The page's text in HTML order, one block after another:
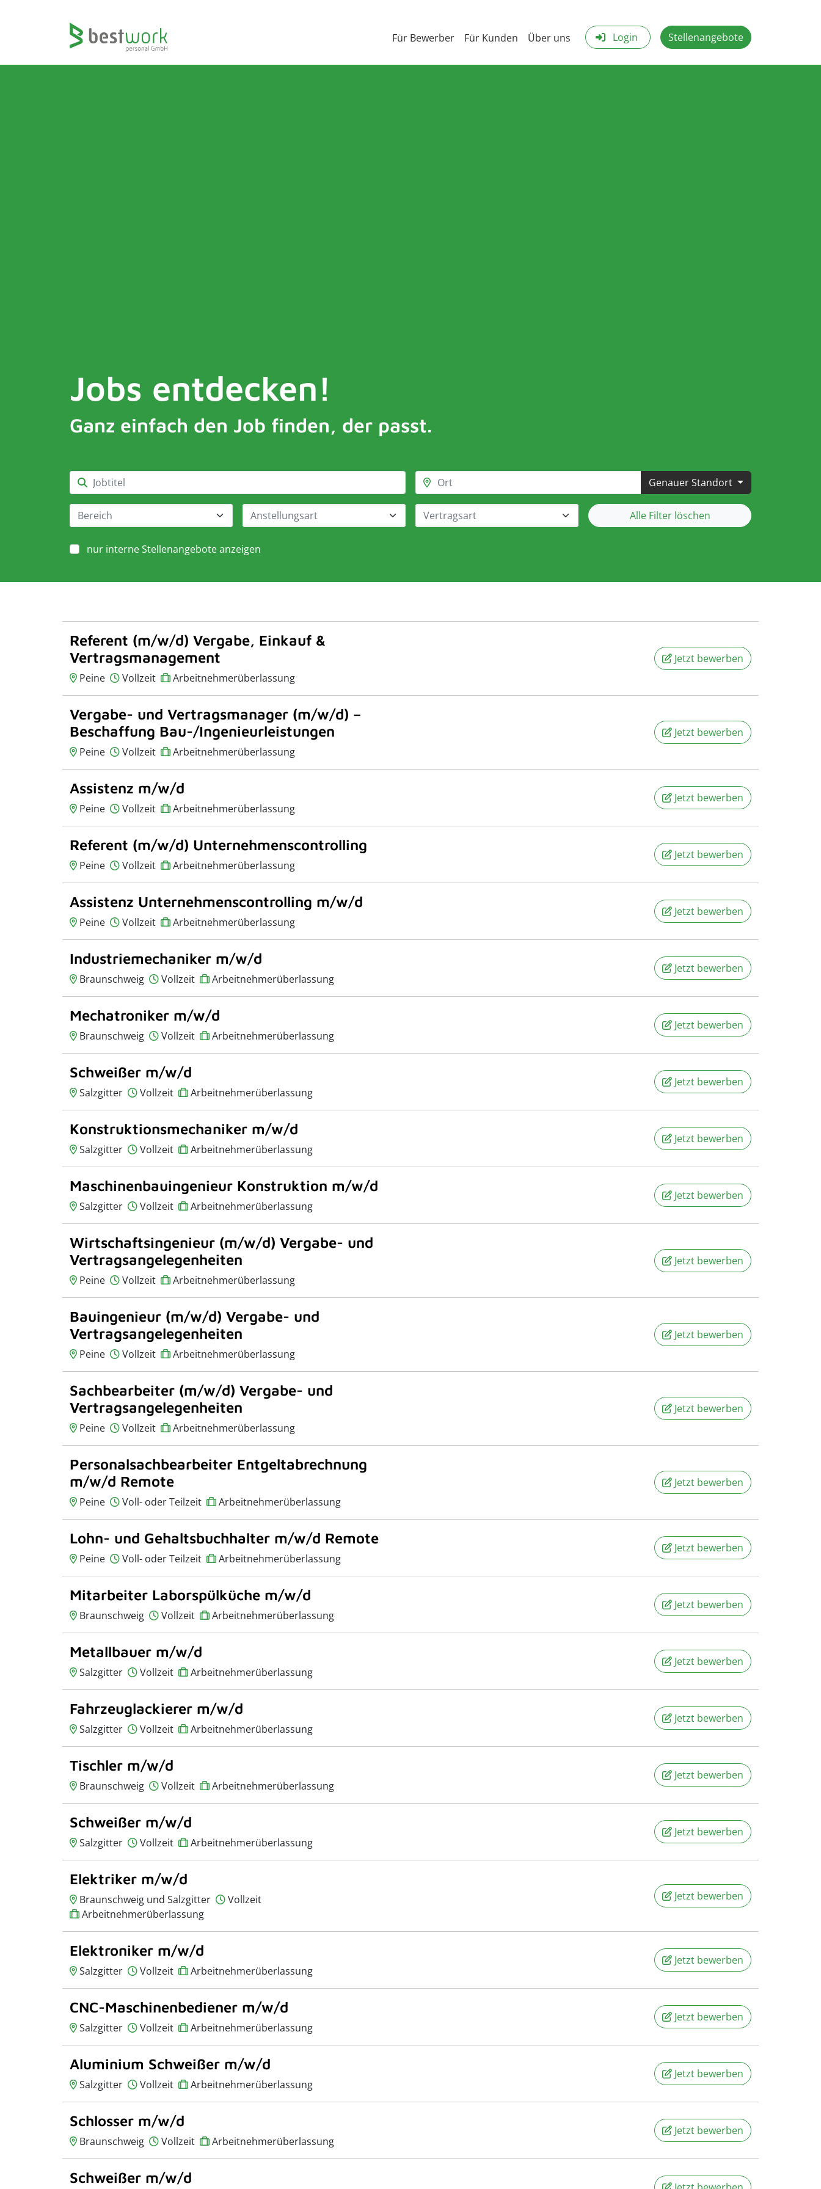
Für Bewerber Für Kunden Über uns Login Stellenangebote
Jobs entdecken!
Ganz einfach den Job finden, der passt.
Genauer Standort
Bereich Anstellungsart Vertragsart Alle Filter löschen
nur interne Stellenangebote anzeigen
Referent (m/w/d) Vergabe, Einkauf &
Vertragsmanagement
Peine Vollzeit Arbeitnehmerüberlassung
Jetzt bewerben
Vergabe- und Vertragsmanager (m/w/d) –
Beschaffung Bau-/Ingenieurleistungen
Peine Vollzeit Arbeitnehmerüberlassung
Jetzt bewerben
Assistenz m/w/d
Peine Vollzeit Arbeitnehmerüberlassung
Jetzt bewerben
Referent (m/w/d) Unternehmenscontrolling
Peine Vollzeit Arbeitnehmerüberlassung
Jetzt bewerben
Assistenz Unternehmenscontrolling m/w/d
Peine Vollzeit Arbeitnehmerüberlassung
Jetzt bewerben
Industriemechaniker m/w/d
Braunschweig Vollzeit Arbeitnehmerüberlassung
Jetzt bewerben
Mechatroniker m/w/d
Braunschweig Vollzeit Arbeitnehmerüberlassung
Jetzt bewerben
Schweißer m/w/d
Salzgitter Vollzeit Arbeitnehmerüberlassung
Jetzt bewerben
Konstruktionsmechaniker m/w/d
Salzgitter Vollzeit Arbeitnehmerüberlassung
Jetzt bewerben
Maschinenbauingenieur Konstruktion m/w/d
Salzgitter Vollzeit Arbeitnehmerüberlassung
Jetzt bewerben
Wirtschaftsingenieur (m/w/d) Vergabe- und
Vertragsangelegenheiten
Peine Vollzeit Arbeitnehmerüberlassung
Jetzt bewerben
Bauingenieur (m/w/d) Vergabe- und
Vertragsangelegenheiten
Peine Vollzeit Arbeitnehmerüberlassung
Jetzt bewerben
Sachbearbeiter (m/w/d) Vergabe- und
Vertragsangelegenheiten
Peine Vollzeit Arbeitnehmerüberlassung
Jetzt bewerben
Personalsachbearbeiter Entgeltabrechnung
m/w/d Remote
Peine Voll- oder Teilzeit Arbeitnehmerüberlassung
Jetzt bewerben
Lohn- und Gehaltsbuchhalter m/w/d Remote
Peine Voll- oder Teilzeit Arbeitnehmerüberlassung
Jetzt bewerben
Mitarbeiter Laborspülküche m/w/d
Braunschweig Vollzeit Arbeitnehmerüberlassung
Jetzt bewerben
Metallbauer m/w/d
Salzgitter Vollzeit Arbeitnehmerüberlassung
Jetzt bewerben
Fahrzeuglackierer m/w/d
Salzgitter Vollzeit Arbeitnehmerüberlassung
Jetzt bewerben
Tischler m/w/d
Braunschweig Vollzeit Arbeitnehmerüberlassung
Jetzt bewerben
Schweißer m/w/d
Salzgitter Vollzeit Arbeitnehmerüberlassung
Jetzt bewerben
Elektriker m/w/d
Braunschweig und Salzgitter
Vollzeit
Arbeitnehmerüberlassung
Jetzt bewerben
Elektroniker m/w/d
Salzgitter Vollzeit Arbeitnehmerüberlassung
Jetzt bewerben
CNC-Maschinenbediener m/w/d
Salzgitter Vollzeit Arbeitnehmerüberlassung
Jetzt bewerben
Aluminium Schweißer m/w/d
Salzgitter Vollzeit Arbeitnehmerüberlassung
Jetzt bewerben
Schlosser m/w/d
Braunschweig Vollzeit Arbeitnehmerüberlassung
Jetzt bewerben
Schweißer m/w/d